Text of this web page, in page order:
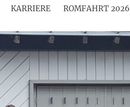
KARRIERE ROMFAHRT 2026